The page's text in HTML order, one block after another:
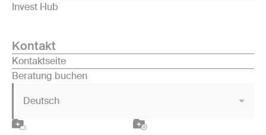
Invest Hub
Kontakt
Kontaktseite
Beratung buchen
Deutsch